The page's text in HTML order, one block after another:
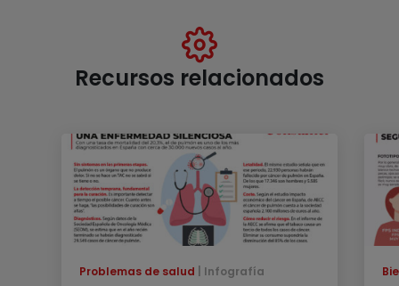
Recursos relacionados
Problemas de salud Infografía